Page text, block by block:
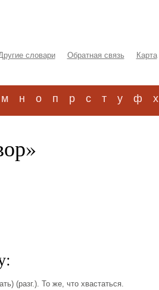
словари Обратная связь
Карта
м н о п р с т у ф х
(разг.). То же, что хвастаться.